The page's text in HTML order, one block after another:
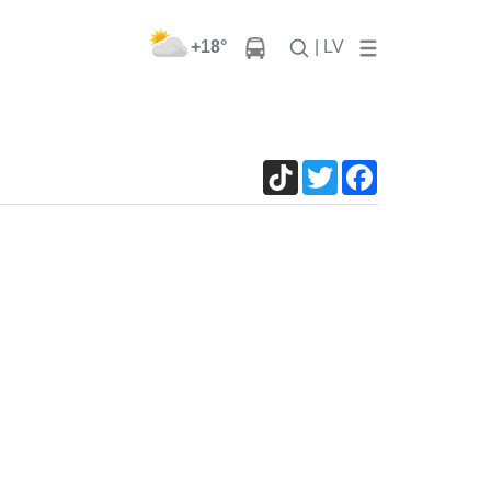
+18° | LV
TikTokTwitter